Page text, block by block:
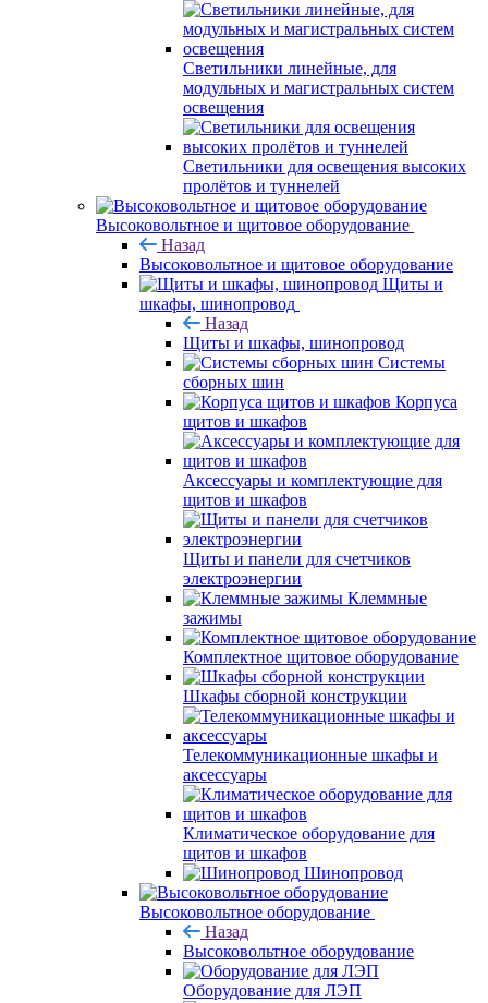
Светильники линейные, для
модульных и магистральных систем
освещения
Светильники для освещения высоких
пролётов и туннелей
Высоковольтное и щитовое оборудование
Назад
Высоковольтное и щитовое оборудование
Щиты и
шкафы, шинопровод
Назад
Щиты и шкафы, шинопровод
Системы
сборных шин
Корпуса
щитов и шкафов
Аксессуары и комплектующие для
щитов и шкафов
Щиты и панели для счетчиков
электроэнергии
Клеммные
зажимы
Комплектное щитовое оборудование
Шкафы сборной конструкции
Телекоммуникационные шкафы и
аксессуары
Климатическое оборудование для
щитов и шкафов
Шинопровод
Высоковольтное оборудование
Назад
Высоковольтное оборудование
Оборудование для ЛЭП